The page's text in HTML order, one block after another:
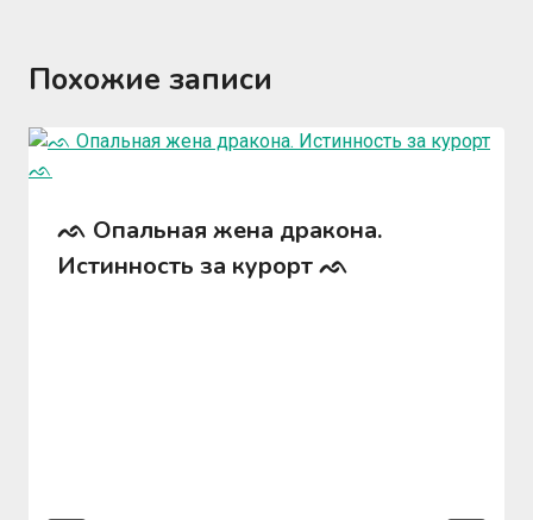
Похожие записи
ᨒ Опальная жена дракона.
Истинность за курорт ᨒ